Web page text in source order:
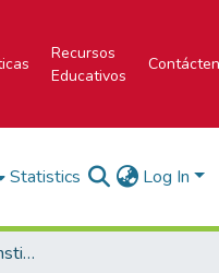
Recursos
Educativos
Statistics Log In
Portal de Revistas del Instituto Tecnológico de Costa Rica